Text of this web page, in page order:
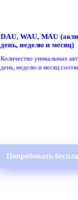
DAU, WAU, MAU
день, неделю и месяц)
Количество уникальных
день, неделю и месяц
Попробовать